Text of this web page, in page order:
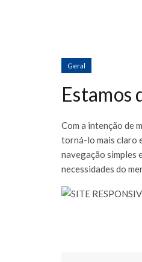
Geral
Estamos
Com a intenção de
torná-lo mais claro
navegação simples
necessidades do